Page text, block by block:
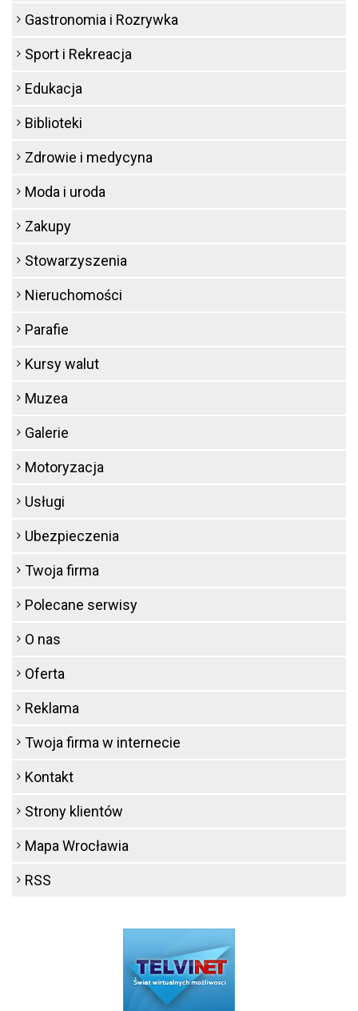
Gastronomia i Rozrywka
Sport i Rekreacja
Edukacja
Biblioteki
Zdrowie i medycyna
Moda i uroda
Zakupy
Stowarzyszenia
Nieruchomości
Parafie
Kursy walut
Muzea
Galerie
Motoryzacja
Usługi
Ubezpieczenia
Twoja firma
Polecane serwisy
O nas
Oferta
Reklama
Twoja firma w internecie
Kontakt
Strony klientów
Mapa Wrocławia
RSS